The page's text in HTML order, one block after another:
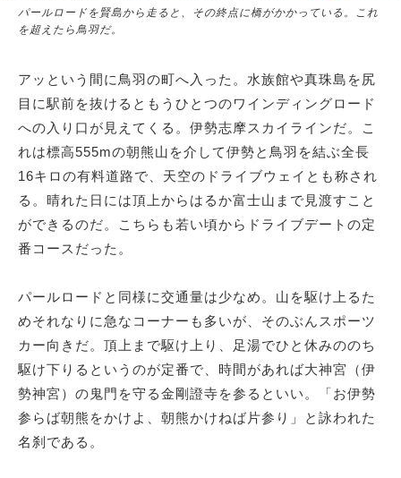
パールロードを賢島から走ると、その終点に橋がかかっている。これ
を超えたら鳥羽だ。
アッという間に鳥羽の町へ入った。水族館や真珠島を尻
目に駅前を抜けるともうひとつのワインディングロード
への入り口が見えてくる。伊勢志摩スカイラインだ。こ
れは標高555mの朝熊山を介して伊勢と鳥羽を結ぶ全長
16キロの有料道路で、天空のドライブウェイとも称され
る。晴れた日には頂上からはるか富士山まで見渡すこと
ができるのだ。こちらも若い頃からドライブデートの定
番コースだった。
パールロードと同様に交通量は少なめ。山を駆け上るた
めそれなりに急なコーナーも多いが、そのぶんスポーツ
カー向きだ。頂上まで駆け上り、足湯でひと休みののち
駆け下りるというのが定番で、時間があれば大神宮（伊
勢神宮）の鬼門を守る金剛證寺を参るといい。「お伊勢
参らば朝熊をかけよ、朝熊かけねば片参り」と詠われた
名刹である。